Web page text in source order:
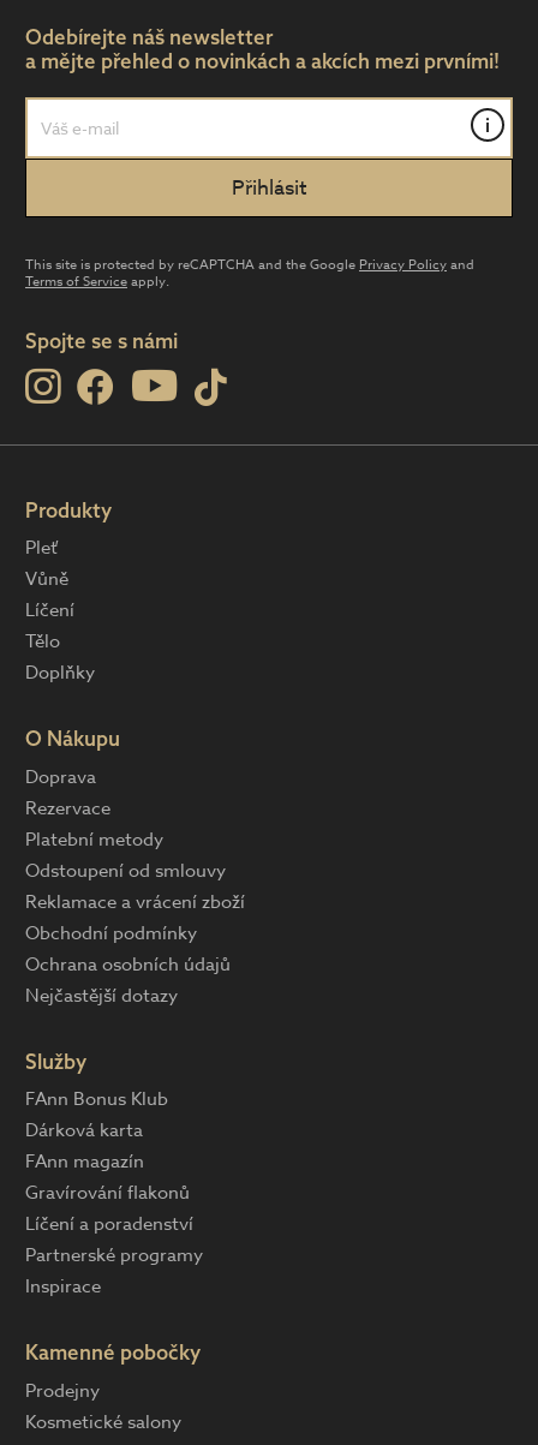
Odebírejte náš newsletter
a mějte přehled o novinkách a akcích mezi prvními!
i
This site is protected by reCAPTCHA and the Google Privacy Policyand
Terms of Serviceapply.
Spojte se s námi
Produkty
Pleť
Vůně
Líčení
Tělo
Doplňky
O Nákupu
Doprava
Rezervace
Platební metody
Odstoupení od smlouvy
Reklamace a vrácení zboží
Obchodní podmínky
Ochrana osobních údajů
Nejčastější dotazy
Služby
FAnn Bonus Klub
Dárková karta
FAnn magazín
Gravírování flakonů
Líčení a poradenství
Partnerské programy
Inspirace
Kamenné pobočky
Prodejny
Kosmetické salony